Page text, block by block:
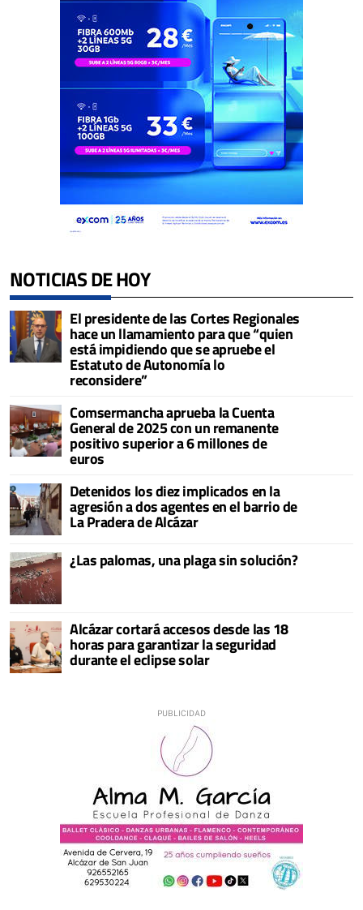
NOTICIAS DE HOY
El presidente de las Cortes Regionales
hace un llamamiento para que “quien
está impidiendo que se apruebe el
Estatuto de Autonomía lo
reconsidere”
Comsermancha aprueba la Cuenta
General de 2025 con un remanente
positivo superior a 6 millones de
euros
Detenidos los diez implicados en la
agresión a dos agentes en el barrio de
La Pradera de Alcázar
¿Las palomas, una plaga sin solución?
Alcázar cortará accesos desde las 18
horas para garantizar la seguridad
durante el eclipse solar